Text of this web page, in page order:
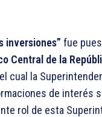
inversiones” fue
Central de la
cual la
de interés
rol de esta